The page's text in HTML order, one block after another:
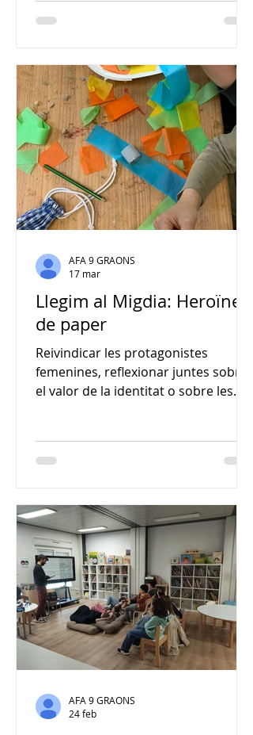
i l’amor amb les famílies i els infants
contes de rotllana a tots els grups
de l’escola, un espai per compartir
històries, emocions i practicar
l’escola activa. Perquè tota
oportunitat és bona per deixar-se
endur per les paraules
Llegim al Migdia: Heroïnes
de paper
Reivindicar les protagonistes
femenines, reflexionar juntes sobre
el valor de la identitat o sobre les
Llegim al Migdia , dedicada a les
motiu del 8-M , Dia Internacional de
les Dones. Una sessió per estimular
la imaginació i reflexionar juntes
sobre la igualtat! Qui ha dit que les
nenes no puguin ser pirates? Per
què les heroïnes sempre apar
AFA 9 GRAONS
17 mar
AFA 9 GRAONS
24 feb